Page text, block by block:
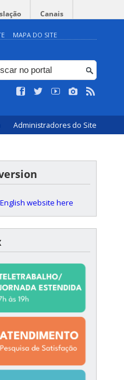
Canais
MAPA DO SITE
Administradores do Site
website here